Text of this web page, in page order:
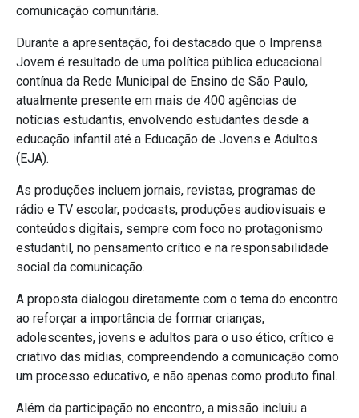
comunicação comunitária.
Durante a apresentação, foi destacado que o Imprensa
Jovem é resultado de uma política pública educacional
contínua da Rede Municipal de Ensino de São Paulo,
atualmente presente em mais de 400 agências de
notícias estudantis, envolvendo estudantes desde a
educação infantil até a Educação de Jovens e Adultos
(EJA).
As produções incluem jornais, revistas, programas de
rádio e TV escolar, podcasts, produções audiovisuais e
conteúdos digitais, sempre com foco no protagonismo
estudantil, no pensamento crítico e na responsabilidade
social da comunicação.
A proposta dialogou diretamente com o tema do encontro
ao reforçar a importância de formar crianças,
adolescentes, jovens e adultos para o uso ético, crítico e
criativo das mídias, compreendendo a comunicação como
um processo educativo, e não apenas como produto final.
Além da participação no encontro, a missão incluiu a